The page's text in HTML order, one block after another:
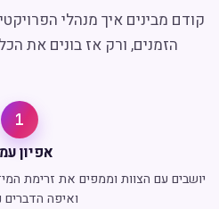
קודם מבינים איך מנהלי
הזמנים, ורק אז בונים את
1
אפיון
יושבים עם הצוות וממפים את זרימת
ואיפה הדברים